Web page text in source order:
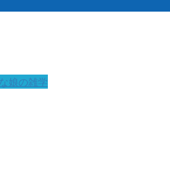
娘の雑学